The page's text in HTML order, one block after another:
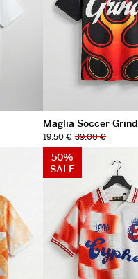
Maglia Soccer Grind
19.50 € 39.00 €
50%
SALE